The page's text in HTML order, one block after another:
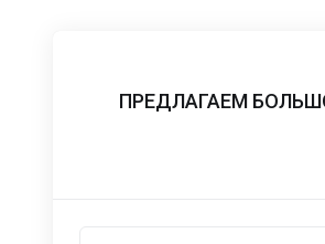
ПРЕДЛАГАЕМ